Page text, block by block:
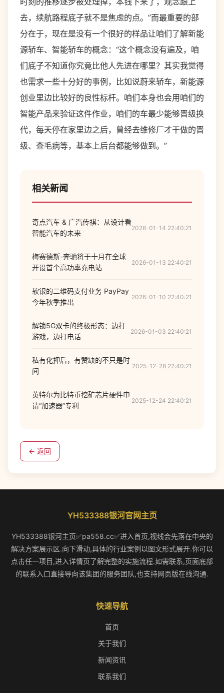
去，续航路程底子就不是焦虑的点。”而最重要的部
分在于，现在是没有一个很好的样品让咱们了解新能
源轿车、智能轿车的概念：“这个概念没有遍及，咱
们底子不知道你究竟比他人先进在哪里？其实我觉得
也需求一些十分好的事例，比如说蔚来轿车，新能源
创业里边比较好的良性标杆。咱们本身也会用咱们的
智能产品来验证这件作业，咱们的车最少能够晋级换
代，每天停在家里边之后，曾经去维修厂才干做的晋
级、查毛病等，基本上后台都能够做到。”
相关新闻
奇点汽车 & 广汽传祺：从设计看
智能汽车的未来
2026-01-14 22:40:21
梅赛德斯-奔驰将于十月在全球
开设首个高功率充电站
2026-01-13 22:40:21
软银的二维码支付业务 PayPay
今年秋季推出
2026-01-10 22:40:21
解锁5G双卡的终极形态：边打
游戏，边打电话
2026-01-03 22:40:21
私有化押后，有赞缺的不只是时
间
2025-12-28 22:40:21
英特尔为比特币挖矿芯片硬件申
请“加速器”专利
2025-12-24 22:40:21
← 返回
YH533388银河官网主页
YH533388银河主页✅pa558.cc✅进入首页,视线会先落在中央的
解决方案展示区.向下滑动,具体的行业案例以图文形式展开.你可以
点击任一项目,进入详情页了解完整的实施流程.如需联系,页面底部
的联系入口直接导向该集团的服务团队,也支持网页版在线沟通.
快速导航
首页
关于我们
新闻资讯
联系我们